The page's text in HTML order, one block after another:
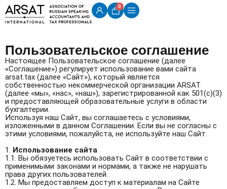
0
Пользовательское соглашение
Настоящее Пользовательское соглашение (далее
«Соглашение») регулирует использование вами сайта
arsat.tax (далее «Сайт»), который является
собственностью некоммерческой организации ARSAT
(далее «мы», «нас», «наш»), зарегистрированной как 501(c)(3)
и предоставляющей образовательные услуги в области
бухгалтерии.
Используя наш Сайт, вы соглашаетесь с условиями,
изложенными в данном Соглашении. Если вы не согласны с
этими условиями, пожалуйста, не используйте наш Сайт.
1. Использование сайта
1.1. Вы обязуетесь использовать Сайт в соответствии с
применимыми законами и нормами, а также не нарушать
права других пользователей.
1.2. Мы предоставляем доступ к материалам на Сайте